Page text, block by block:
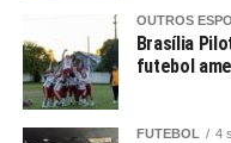
OUTROS
Brasília
futebol
FUTEBOL 4